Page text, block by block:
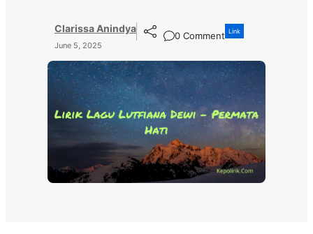
Clarissa Anindya
June 5, 2025
0 Comment Link